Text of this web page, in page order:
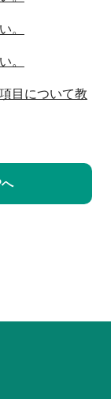
。
。
目について教